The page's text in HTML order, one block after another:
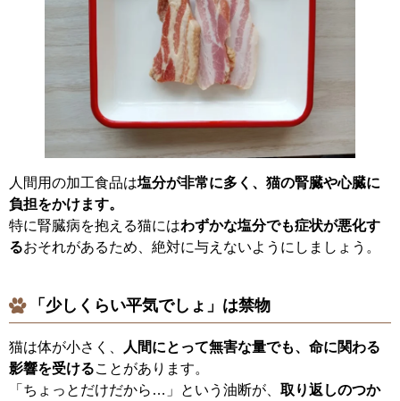
人間用の加工食品は塩分が非常に多く、猫の腎臓や心臓に
負担をかけます。
特に腎臓病を抱える猫にはわずかな塩分でも症状が悪化す
るおそれがあるため、絶対に与えないようにしましょう。
「少しくらい平気でしょ」は禁物
猫は体が小さく、
人間にとって無害な量でも、命に関わる
影響を受けることがあります。
「ちょっとだけだから…」という油断が、 取り返しのつか